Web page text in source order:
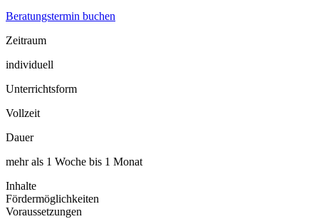
Beratungstermin buchen
Zeitraum
individuell
Unterrichtsform
Vollzeit
Dauer
mehr als 1 Woche bis 1 Monat
Inhalte
Fördermöglichkeiten
Voraussetzungen